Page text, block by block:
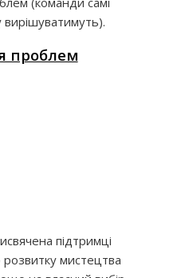
проблем
підтримці
розвитку мистецтва